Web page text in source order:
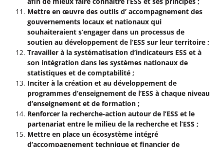
Mettre en œuvre des outils d’ accompagnement des
gouvernements locaux et nationaux qui
souhaiteraient s’engager dans un processus de
soutien au développement de l’ESS sur leur territoire ;
Travailler à la systématisation d’indicateurs ESS et à
son intégration dans les systèmes nationaux de
statistiques et de comptabilité ;
Inciter à la création et au développement de
programmes d’enseignement de l’ESS à chaque niveau
d’enseignement et de formation ;
Renforcer la recherche-action autour de l’ESS et le
partenariat entre le milieu de la recherche et l’ESS ;
Mettre en place un écosystème intégré
d’accompagnement technique et financier de